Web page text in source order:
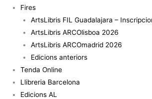
Fires
ArtsLibris FIL Guadalajara –
ArtsLibris ARCOlisboa 2026
ArtsLibris ARCOmadrid 2026
Edicions anteriors
Tenda Online
Llibreria Barcelona
Edicions AL